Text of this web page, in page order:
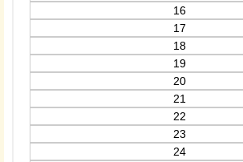
16
17
18
19
20
21
22
23
24